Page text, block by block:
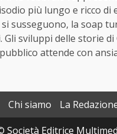
più lungo e ricco
susseguono, la soap
sviluppi delle storie
attende con
Chi siamo La
Società Editrice